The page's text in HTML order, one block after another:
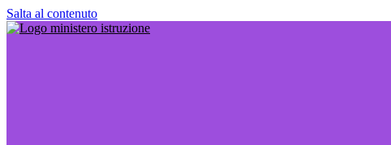
Salta al contenuto